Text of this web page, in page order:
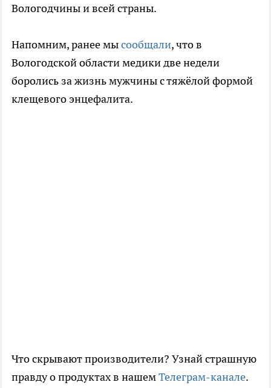
Вологодчины и всей страны.
Напомним, ранее мысообщали, что в
Вологодской области медики две недели
боролись за жизнь мужчины с тяжёлой формой
клещевого энцефалита.
Что скрывают производители? Узнай страшную
правду о продуктах в нашемТелеграм-канале.